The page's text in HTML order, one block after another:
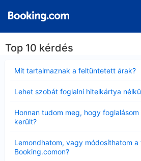
Top 10 kérdés
Mit tartalmaznak a feltüntetett árak?
Lehet szobát foglalni hitelkártya
Honnan tudom meg, hogy
került?
Lemondhatom, vagy módosíthatom a
Booking.comon?